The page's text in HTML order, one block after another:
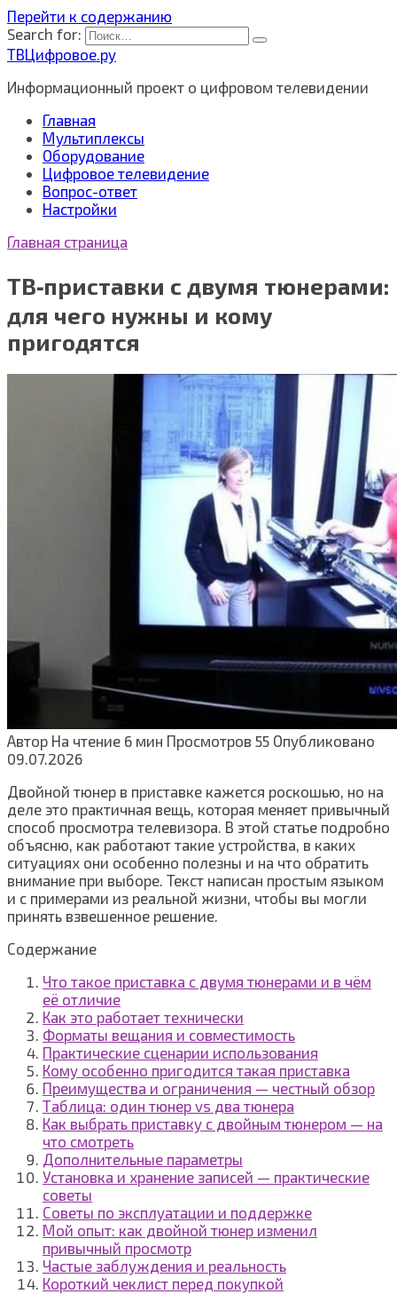
Перейти к содержанию
Search for:
ТВЦифровое.ру
Информационный проект о цифровом телевидении
Главная
Мультиплексы
Оборудование
Цифровое телевидение
Вопрос-ответ
Настройки
Главная страница
ТВ‑приставки с двумя тюнерами:
для чего нужны и кому
пригодятся
Автор На чтение 6 мин Просмотров 55 Опубликовано
09.07.2026
Двойной тюнер в приставке кажется роскошью, но на
деле это практичная вещь, которая меняет привычный
способ просмотра телевизора. В этой статье подробно
объясню, как работают такие устройства, в каких
ситуациях они особенно полезны и на что обратить
внимание при выборе. Текст написан простым языком
и с примерами из реальной жизни, чтобы вы могли
принять взвешенное решение.
Содержание
Что такое приставка с двумя тюнерами и в чём
её отличие
Как это работает технически
Форматы вещания и совместимость
Практические сценарии использования
Кому особенно пригодится такая приставка
Преимущества и ограничения — честный обзор
Таблица: один тюнер vs два тюнера
Как выбрать приставку с двойным тюнером — на
что смотреть
Дополнительные параметры
Установка и хранение записей — практические
советы
Советы по эксплуатации и поддержке
Мой опыт: как двойной тюнер изменил
привычный просмотр
Частые заблуждения и реальность
Короткий чеклист перед покупкой